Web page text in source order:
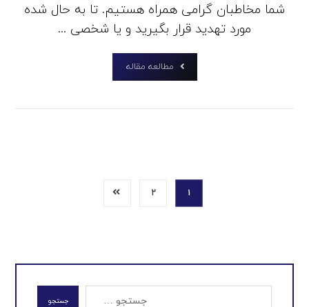
شما مخاطبان گرامی همراه هستیم. تا به حال شده
مورد تهدید قرار بگیرید و یا شخصی ...
مطالعه مقاله
۱ ۲
جستجو